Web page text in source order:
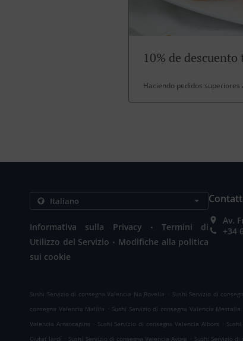
10% de descuento
Haciendo pedidos superiores
Informativa sulla Privacy .
Termini di
Utilizzo del Servizio . Modifiche alla politica
sui cookie
Av.
+34
Sushi Servizio di consegna Valencia Na Rovella . Sushi Servizio di
consegna Valencia Malilla . Sushi Servizio di consegna Valencia Mestalla
Valencia Arrancapins . Sushi Servizio di consegna Valencia Albors .
Ciutat Jardí . Sushi Servizio di consegna Valencia Ayora . Sushi Servizio di